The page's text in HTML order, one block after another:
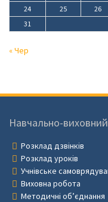
24
25 26
31
« Чер
Навчально-
Розклад дзвінків
Розклад уроків
Учнівське
Виховна робота
Методичні об’єднання